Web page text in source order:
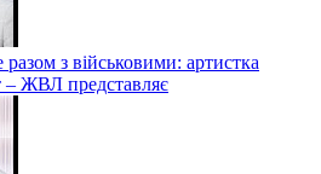
з військовими: артистка
– ЖВЛ представляє